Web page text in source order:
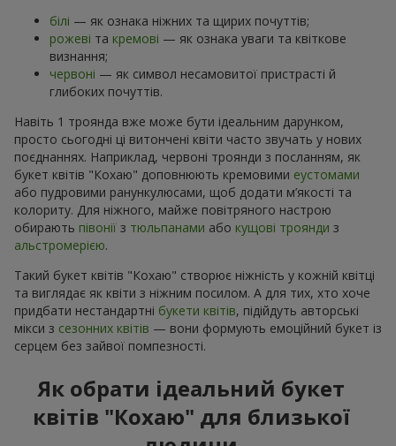
білі — як ознака ніжних та щирих почуттів;
рожеві та кремові — як ознака уваги та квіткове
визнання;
червоні — як символ несамовитої пристрасті й
глибоких почуттів.
Навіть 1 троянда вже може бути ідеальним дарунком,
просто сьогодні ці витончені квіти часто звучать у нових
поєднаннях. Наприклад, червоні троянди з посланням, як
букет квітів "Кохаю" доповнюють кремовими еустомами
або пудровими ранункулюсами, щоб додати м’якості та
колориту. Для ніжного, майже повітряного настрою
обирають півонії з тюльпанами або кущові троянди з
альстромерією.
Такий букет квітів "Кохаю" створює ніжність у кожній квітці
та виглядає як квіти з ніжним посилом. А для тих, хто хоче
придбати нестандартні букети квітів, підійдуть авторські
мікси з сезонних квітів — вони формують емоційний букет із
серцем без зайвої помпезності.
Як обрати ідеальний букет
квітів "Кохаю" для близької